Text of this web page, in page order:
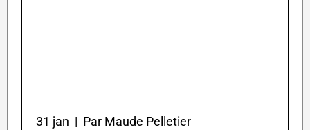
31 jan | Par Maude Pelletier